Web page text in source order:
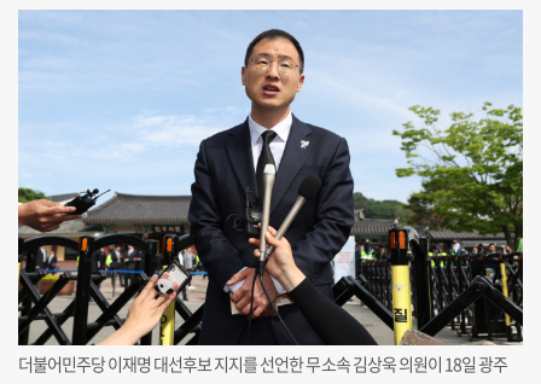
더불어민주당 이재명 대선후보 지지를 선언한 무소속 김상욱 의원이 18일 광주